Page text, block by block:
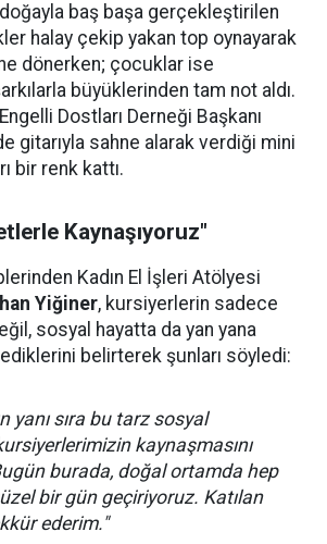
baş başa gerçekleştirilen
halay çekip yakan top oynayarak
dönerken; çocuklar ise
büyüklerinden tam not aldı.
Dostları Derneği Başkanı
gitarıyla sahne alarak verdiği mini
bir renk kattı.
Kaynaşıyoruz"
Kadın El İşleri Atölyesi
Yiğiner, kursiyerlerin sadece
sosyal hayatta da yan yana
belirterek şunları söyledi:
yanı sıra bu tarz sosyal
kaynaşmasını
burada, doğal ortamda hep
bir gün geçiriyoruz. Katılan
ederim."